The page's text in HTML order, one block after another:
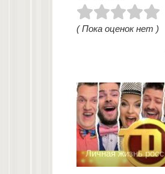
( Пока оценок нет )
Личная жизнь